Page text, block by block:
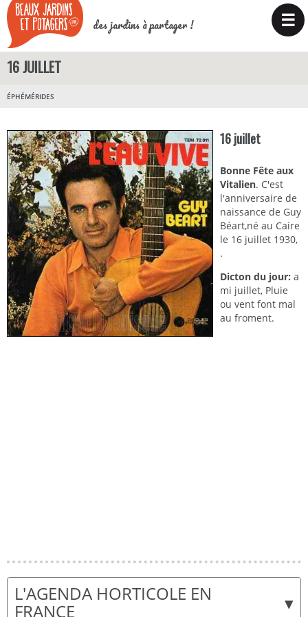
des jardins à partager ! ☰
16 JUILLET
ÉPHÉMÉRIDES
16 juillet
Bonne Fête aux
Vitalien. C'est
l'anniversaire de
naissance de Guy
Béart,né au Caire
le 16 juillet 1930,
.
Dicton du jour: a
mi juillet, Pluie
ou vent font mal
au froment.
▾
L'AGENDA HORTICOLE EN
FRANCE